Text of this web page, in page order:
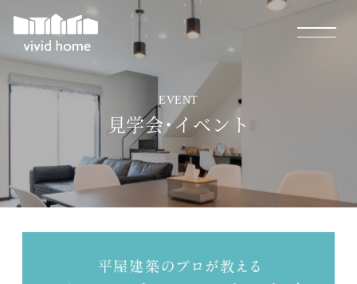
EVENT
見学会・イベント